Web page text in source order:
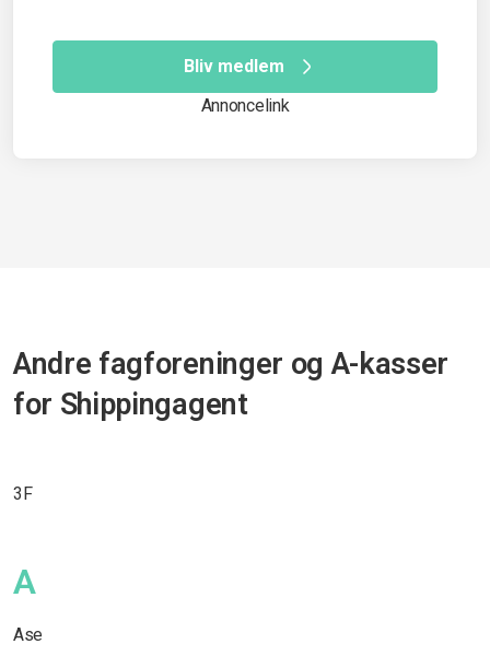
Bliv medlem
Annoncelink
Andre fagforeninger og A-kasser
for Shippingagent
3F
A
Ase